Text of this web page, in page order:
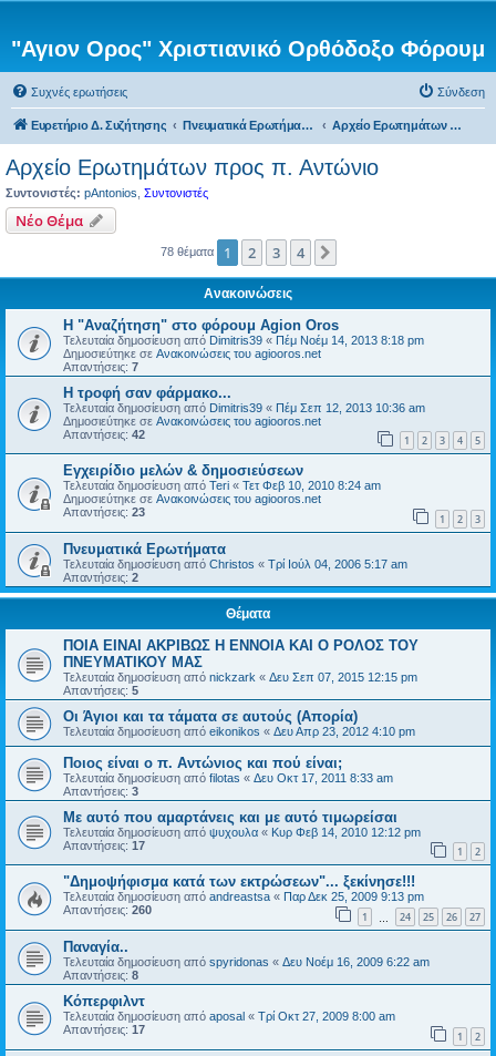
"Αγιον Ορος" Χριστιανικό Ορθόδοξο Φόρουμ
Συχνές ερωτήσεις Σύνδεση
Ευρετήριο Δ. Συζήτησης Πνευματικά Ερωτήματα προς τον π. Αντώνιο Αρχείο Ερωτημάτων προς π. Αντώνιο
Αρχείο Ερωτημάτων προς π. Αντώνιο
Συντονιστές: pAntonios Συντονιστές
Νέο Θέμα
78 θέματα 1 2 3 4
Ανακοινώσεις
Η "Αναζήτηση" στο φόρουμ Agion Oros
Τελευταία δημοσίευση από Dimitris39 « Πέμ Νοέμ 14, 2013 8:18 pm
Δημοσιεύτηκε σε Ανακοινώσεις του agiooros.net
Απαντήσεις: 7
H τροφή σαν φάρμακο...
Τελευταία δημοσίευση από Dimitris39 « Πέμ Σεπ 12, 2013 10:36 am
Δημοσιεύτηκε σε Ανακοινώσεις του agiooros.net
Απαντήσεις: 42 1 2 3 4 5
Εγχειρίδιο μελών & δημοσιεύσεων
Τελευταία δημοσίευση από Teri « Τετ Φεβ 10, 2010 8:24 am
Δημοσιεύτηκε σε Ανακοινώσεις του agiooros.net
Απαντήσεις: 23 1 2 3
Πνευματικά Ερωτήματα
Τελευταία δημοσίευση από Christos « Τρί Ιούλ 04, 2006 5:17 am
Απαντήσεις: 2
Θέματα
ΠΟΙΑ ΕΙΝΑΙ ΑΚΡΙΒΩΣ Η ΕΝΝΟΙΑ ΚΑΙ Ο ΡΟΛΟΣ ΤΟΥ
ΠΝΕΥΜΑΤΙΚΟΥ ΜΑΣ
Τελευταία δημοσίευση από nickzark « Δευ Σεπ 07, 2015 12:15 pm
Απαντήσεις: 5
Οι Άγιοι και τα τάματα σε αυτούς (Απορία)
Τελευταία δημοσίευση από eikonikos « Δευ Απρ 23, 2012 4:10 pm
Ποιος είναι ο π. Αντώνιος και πού είναι;
Τελευταία δημοσίευση από filotas « Δευ Οκτ 17, 2011 8:33 am
Απαντήσεις: 3
Με αυτό που αμαρτάνεις και με αυτό τιμωρείσαι
Τελευταία δημοσίευση από ψυχουλα « Κυρ Φεβ 14, 2010 12:12 pm
Απαντήσεις: 17 1 2
"Δημοψήφισμα κατά των εκτρώσεων"... ξεκίνησε!!!
Τελευταία δημοσίευση από andreastsa « Παρ Δεκ 25, 2009 9:13 pm
Απαντήσεις: 260 1 24 25 26 27
Παναγία..
Τελευταία δημοσίευση από spyridonas « Δευ Νοέμ 16, 2009 6:22 am
Απαντήσεις: 8
Κόπερφιλντ
Τελευταία δημοσίευση από aposal « Τρί Οκτ 27, 2009 8:00 am
Απαντήσεις: 17 1 2